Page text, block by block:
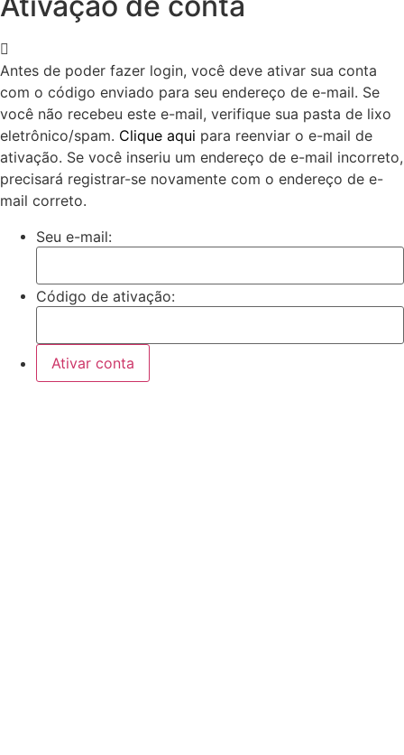
Antes de poder fazer login, você deve ativar sua conta
com o código enviado para seu endereço de e-mail. Se
você não recebeu este e-mail, verifique sua pasta de lixo
eletrônico/spam. Clique aqui para reenviar o e-mail de
ativação. Se você inseriu um endereço de e-mail incorreto,
precisará registrar-se novamente com o endereço de e-
mail correto.
Seu e-mail:
Código de ativação: